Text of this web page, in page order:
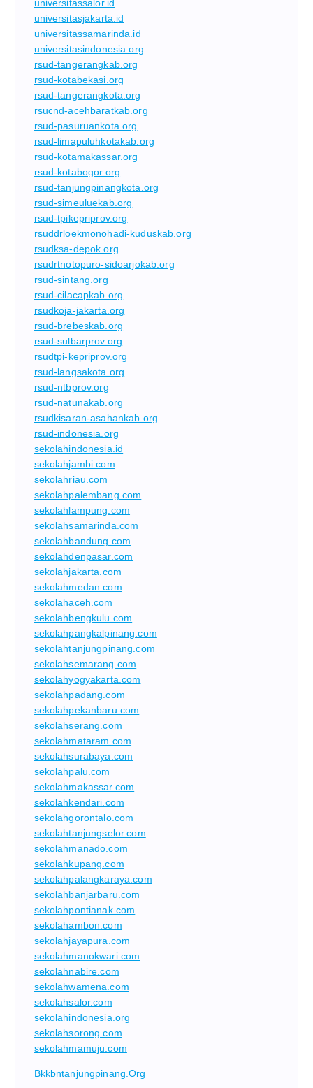
universitassalor.id
universitasjakarta.id
universitassamarinda.id
universitasindonesia.org
rsud-tangerangkab.org
rsud-kotabekasi.org
rsud-tangerangkota.org
rsucnd-acehbaratkab.org
rsud-pasuruankota.org
rsud-limapuluhkotakab.org
rsud-kotamakassar.org
rsud-kotabogor.org
rsud-tanjungpinangkota.org
rsud-simeuluekab.org
rsud-tpikepriprov.org
rsuddrloekmonohadi-kuduskab.org
rsudksa-depok.org
rsudrtnotopuro-sidoarjokab.org
rsud-sintang.org
rsud-cilacapkab.org
rsudkoja-jakarta.org
rsud-brebeskab.org
rsud-sulbarprov.org
rsudtpi-kepriprov.org
rsud-langsakota.org
rsud-ntbprov.org
rsud-natunakab.org
rsudkisaran-asahankab.org
rsud-indonesia.org
sekolahindonesia.id
sekolahjambi.com
sekolahriau.com
sekolahpalembang.com
sekolahlampung.com
sekolahsamarinda.com
sekolahbandung.com
sekolahdenpasar.com
sekolahjakarta.com
sekolahmedan.com
sekolahaceh.com
sekolahbengkulu.com
sekolahpangkalpinang.com
sekolahtanjungpinang.com
sekolahsemarang.com
sekolahyogyakarta.com
sekolahpadang.com
sekolahpekanbaru.com
sekolahserang.com
sekolahmataram.com
sekolahsurabaya.com
sekolahpalu.com
sekolahmakassar.com
sekolahkendari.com
sekolahgorontalo.com
sekolahtanjungselor.com
sekolahmanado.com
sekolahkupang.com
sekolahpalangkaraya.com
sekolahbanjarbaru.com
sekolahpontianak.com
sekolahambon.com
sekolahjayapura.com
sekolahmanokwari.com
sekolahnabire.com
sekolahwamena.com
sekolahsalor.com
sekolahindonesia.org
sekolahsorong.com
sekolahmamuju.com
Bkkbntanjungpinang.org